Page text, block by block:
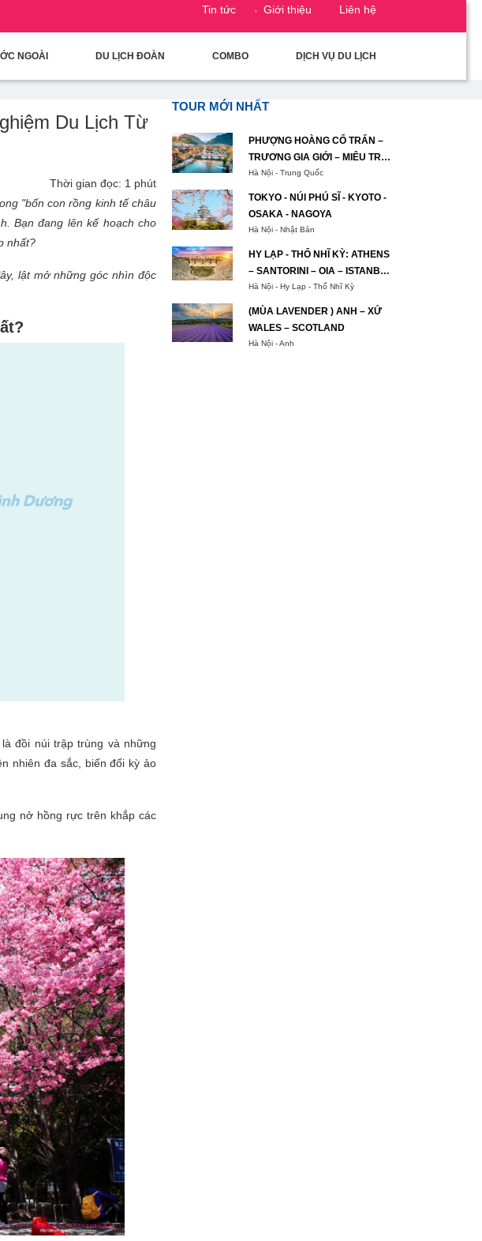
Tin tức Giới thiệu Liên hệ
NGOÀI DU LỊCH ĐOÀN COMBO DỊCH VỤ DU LỊCH
Du Lịch Từ
Thời gian đọc: 1 phút
"bốn con rồng kinh tế châu
Bạn đang lên kế hoạch cho
nhất?
lật mở những góc nhìn độc
đồi núi trập trùng và những
nhiên đa sắc, biến đổi kỳ ảo
nở hồng rực trên khắp các
TOUR MỚI NHẤT
PHƯỢNG HOÀNG CỔ TRẤN –
TRƯƠNG GIA GIỚI – MIÊU TRẠI
MẠC NHUNG HẠNG NGÔ
TƯƠNG TÂY
Hà Nội - Trung Quốc
TOKYO - NÚI PHÚ SĨ - KYOTO -
OSAKA - NAGOYA
Hà Nội - Nhật Bản
HY LẠP - THỔ NHĨ KỲ: ATHENS
– SANTORINI – OIA – ISTANBUL
– BURSA– IZMIR – PAMUKKALE
– CAPPADOCIA – ISTANBUL
Hà Nội - Hy Lạp - Thổ Nhĩ Kỳ
(MÙA LAVENDER ) ANH – XỨ
WALES – SCOTLAND
Hà Nội - Anh